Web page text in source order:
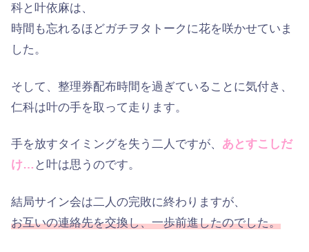
科と叶依麻は、
時間も忘れるほどガチヲタトークに花を咲かせていま
した。
そして、整理券配布時間を過ぎていることに気付き、
仁科は叶の手を取って走ります。
手を放すタイミングを失う二人ですが、 あとすこしだ
け… と叶は思うのです。
結局サイン会は二人の完敗に終わりますが、
お互いの連絡先を交換し、一歩前進したのでした。